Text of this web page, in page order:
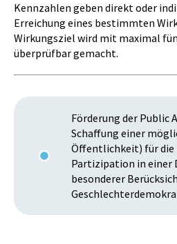
Kennzahlen geben direkt oder
Erreichung eines bestimmten
Wirkungsziel wird mit maximal
überprüfbar gemacht.
Förderung der Public
Schaffung einer
Öffentlichkeit) für die
Partizipation in einer
besonderer